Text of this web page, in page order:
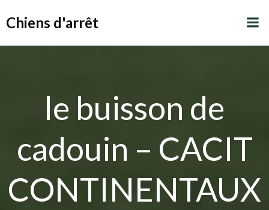
Chiens d'arrêt
le buisson de
cadouin – CACIT
CONTINENTAUX